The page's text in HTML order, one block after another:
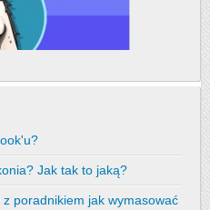
Jak tak to jaką?
poradnikiem jak wymasować